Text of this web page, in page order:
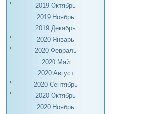
2019 Октябрь
2019 Ноябрь
2019 Декабрь
2020 Январь
2020 Февраль
2020 Май
2020 Август
2020 Сентябрь
2020 Октябрь
2020 Ноябрь